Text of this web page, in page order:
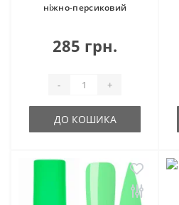
ніжно-персиковий
285 грн.
- +
ДО КОШИКА